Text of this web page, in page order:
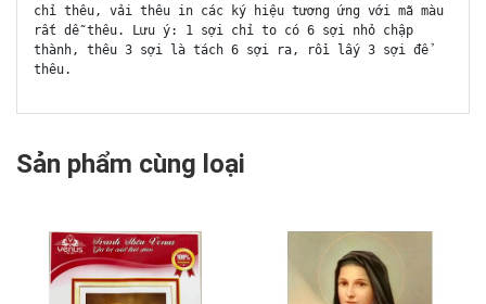
chỉ thêu, vải thêu in các ký hiệu tương ứng với mã màu
rất dễ thêu. Lưu ý: 1 sợi chỉ to có 6 sợi nhỏ chập
thành, thêu 3 sợi là tách 6 sợi ra, rồi lấy 3 sợi để
thêu.
Sản phẩm cùng loại